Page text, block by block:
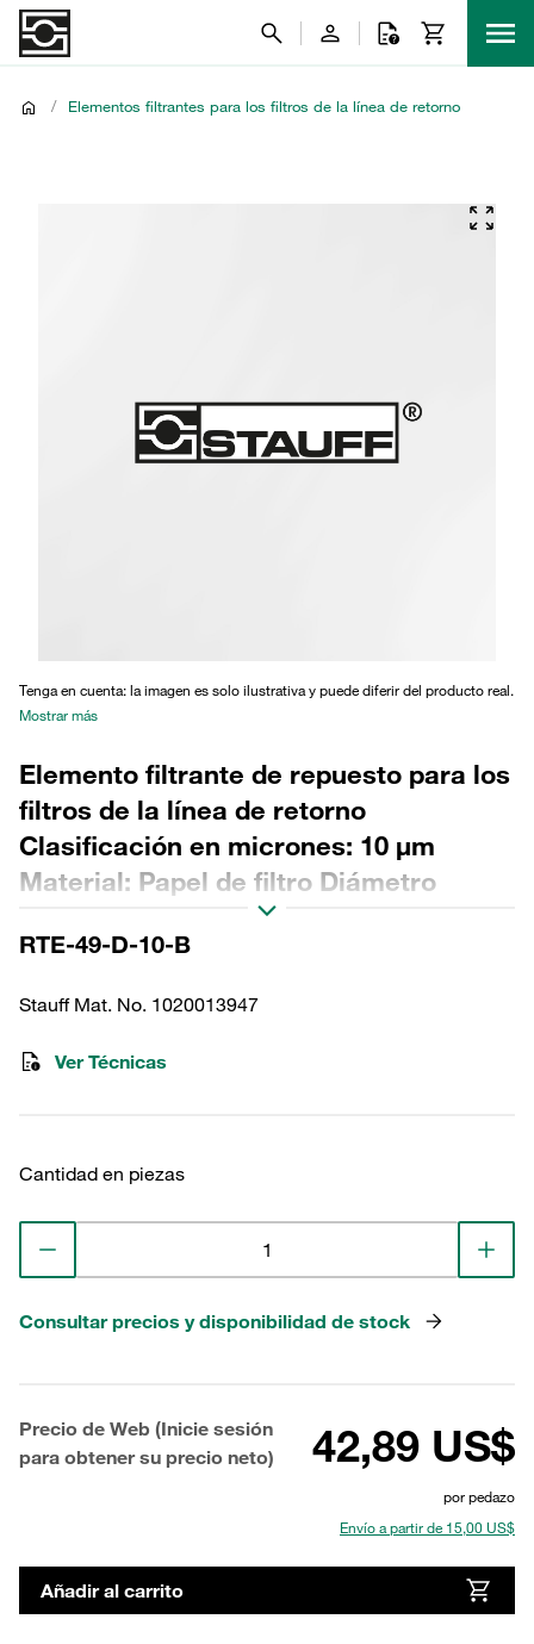
/ Elementos filtrantes para los filtros de la línea de retorno
Tenga en cuenta: la imagen es solo ilustrativa y puede diferir del producto real.
Mostrar más
Elemento filtrante de repuesto para los
filtros de la línea de retorno
Clasificación en micrones: 10 µm
Material: Papel de filtro Diámetro
exterior (mm): 99,1 Diámetro interior
(mm): 49,8 Longitud (mm): 236,5
RTE-49-D-10-B
Stauff Mat. No. 1020013947
Ver Técnicas
Cantidad en piezas
Consultar precios y disponibilidad de stock
Precio de Web (Inicie sesión
para obtener su precio neto)
42,89 US$
por pedazo
Envío a partir de 15,00 US$
Añadir al carrito